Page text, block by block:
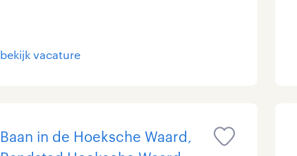
bekijk vacature
Baan in de Hoeksche Waard,